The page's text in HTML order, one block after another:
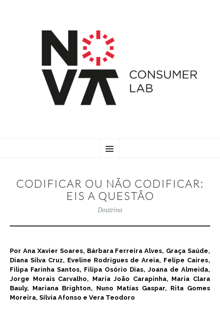
TO
CODIFICAR OU NÃO CODIFICAR:
EIS A QUESTÃO
Doutrina
Por Ana Xavier Soares, Bárbara Ferreira Alves, Graça Saúde,
Diana Silva Cruz, Eveline Rodrigues de Areia, Felipe Caires,
Filipa Farinha Santos, Filipa Osório Dias, Joana de Almeida,
Jorge Morais Carvalho, Maria João Carapinha, Maria Clara
Bauly, Mariana Brighton, Nuno Matias Gaspar, Rita Gomes
Moreira, Sílvia Afonso e Vera Teodoro